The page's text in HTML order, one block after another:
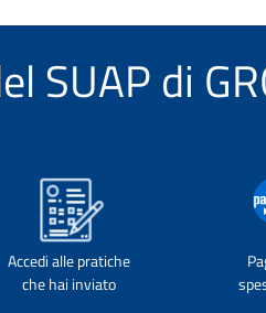
SUAP di
Accedi alle pratiche
che hai inviato